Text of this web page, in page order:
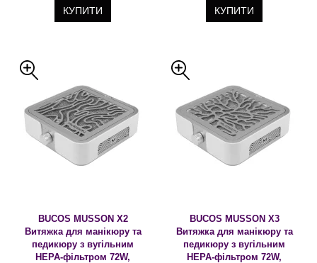
КУПИТИ КУПИТИ
BUCOS MUSSON X2
Витяжка для манікюру та
педикюру з вугільним
НЕРА-фільтром 72W,
BUCOS MUSSON X3
Витяжка для манікюру та
педикюру з вугільним
НЕРА-фільтром 72W,